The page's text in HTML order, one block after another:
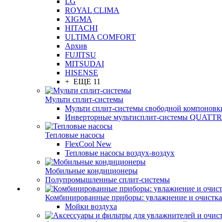
ROYAL CLIMA
XIGMA
HITACHI
ULTIMA COMFORT
Архив
FUJITSU
MITSUDAI
HISENSE
+ ЕЩЕ 11
Мульти сплит-системы
Мульти сплит-системы свободной
Инверторные мультисплит-системы
Тепловые насосы
FlexCool New
Тепловые насосы воздух-воздух
Мобильные кондиционеры
Полупромышленные сплит-системы
Комбинированные приборы: увлажнение и очистка
Мойки воздуха